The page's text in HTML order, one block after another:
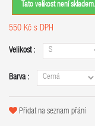
Tato velikost není skladem.
550 Kč s DPH
Velikost :
Barva :
Přidat na seznam přání